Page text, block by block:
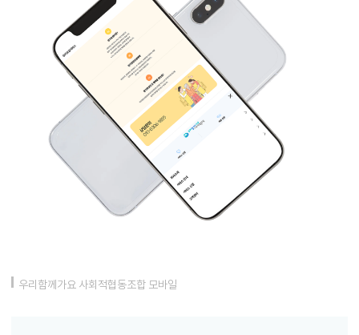
우리함께가요 사회적협동조합 모바일